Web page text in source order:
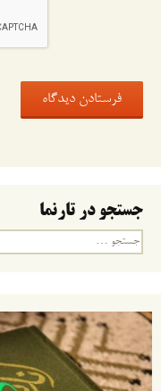
جستجو در تارنما
جستجو